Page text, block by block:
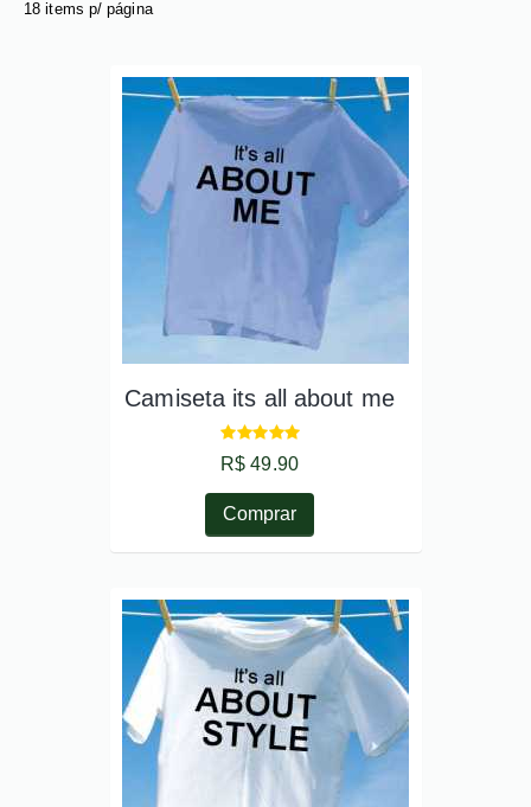
18 items p/ página
Camiseta its all about me
R$ 49.90
Comprar